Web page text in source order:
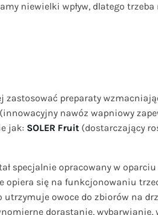
niewielki wpływ, dlatego
zastosować preparaty
(innowacyjny nawóz wapniowy
jak: SOLER Fruit (dostarczający
specjalnie opracowany w
opiera się na funkcjonowaniu
owoce do zbiorów na
dorastanie, wybarwianie,